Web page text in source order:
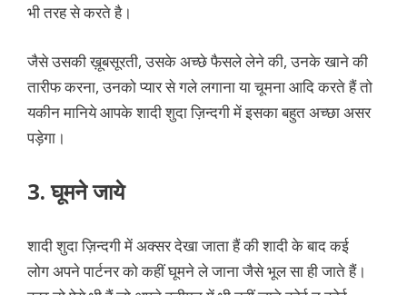
भी तरह से करते है।
जैसे उसकी ख़ूबसूरती, उसके अच्छे फैसले लेने की, उनके खाने की
तारीफ करना, उनको प्यार से गले लगाना या चूमना आदि करते हैं तो
यकीन मानिये आपके शादी शुदा ज़िन्दगी में इसका बहुत अच्छा असर
पड़ेगा।
3. घूमने जाये
शादी शुदा ज़िन्दगी में अक्सर देखा जाता हैं की शादी के बाद कई
लोग अपने पार्टनर को कहीं घूमने ले जाना जैसे भूल सा ही जाते हैं।